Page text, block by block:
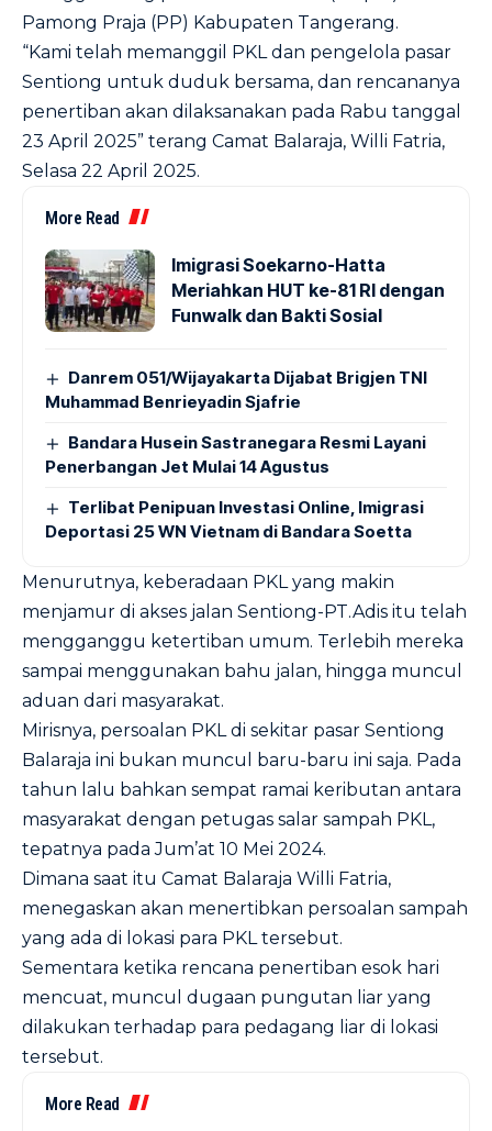
Pamong Praja (PP) Kabupaten Tangerang.
“Kami telah memanggil PKL dan pengelola pasar
Sentiong untuk duduk bersama, dan rencananya
penertiban akan dilaksanakan pada Rabu tanggal
23 April 2025” terang Camat Balaraja, Willi Fatria,
Selasa 22 April 2025.
More Read
Imigrasi Soekarno-Hatta
Meriahkan HUT ke-81 RI dengan
Funwalk dan Bakti Sosial
Danrem 051/Wijayakarta Dijabat Brigjen TNI
Muhammad Benrieyadin Sjafrie
Bandara Husein Sastranegara Resmi Layani
Penerbangan Jet Mulai 14 Agustus
Terlibat Penipuan Investasi Online, Imigrasi
Deportasi 25 WN Vietnam di Bandara Soetta
Menurutnya, keberadaan PKL yang makin
menjamur di akses jalan Sentiong-PT.Adis itu telah
mengganggu ketertiban umum. Terlebih mereka
sampai menggunakan bahu jalan, hingga muncul
aduan dari masyarakat.
Mirisnya, persoalan PKL di sekitar pasar Sentiong
Balaraja ini bukan muncul baru-baru ini saja. Pada
tahun lalu bahkan sempat ramai keributan antara
masyarakat dengan petugas salar sampah PKL,
tepatnya pada Jum’at 10 Mei 2024.
Dimana saat itu Camat Balaraja Willi Fatria,
menegaskan akan menertibkan persoalan sampah
yang ada di lokasi para PKL tersebut.
Sementara ketika rencana penertiban esok hari
mencuat, muncul dugaan pungutan liar yang
dilakukan terhadap para pedagang liar di lokasi
tersebut.
More Read